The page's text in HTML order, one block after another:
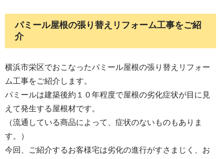
パミール屋根の張り替えリフォーム工事をご紹
介
横浜市栄区でおこなったパミール屋根の張り替えリフォー
ム工事をご紹介します。
パミールは建築後約１０年程度で屋根の劣化症状が目に見
えて発生する屋根材です。
（流通している商品によって、症状のないものもありま
す。）
今回、ご紹介するお客様宅は劣化の進行がすさまじく、お